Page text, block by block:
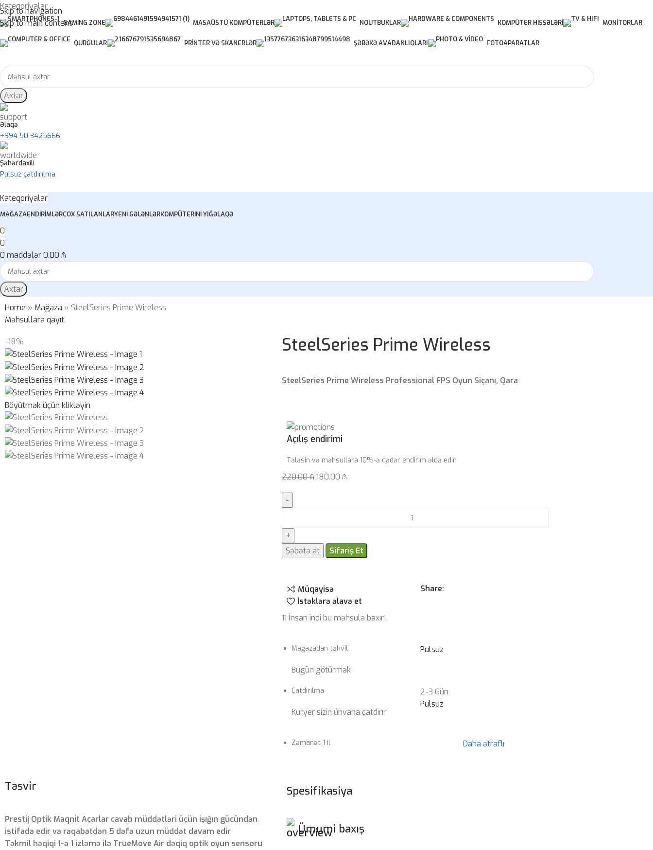
Skip to navigation
Skip to main content
Kateqoriyalar
GAMING ZONE MASAÜSTÜ KOMPÜTERLƏR NOUTBUKLAR KOMPÜTER HISSƏLƏRI MONITORLAR
QURĞULAR PRINTER VƏ SKANERLƏR ŞƏBƏKƏ AVADANLIQLARI FOTOAPARATLAR
Axtar
Əlaqə
+994 50 3425666
Şəhərdaxili
Pulsuz çatdırılma
Kateqoriyalar
MAĞAZAENDIRIMLƏRÇOX SATILANLARYENI GƏLƏNLƏRKOMPÜTERINI YIĞƏLAQƏ
0
0
0 maddələr0.00 ₼
Axtar
Home » Mağaza » SteelSeries Prime Wireless
Məhsullara qayıt
-18%
Böyütmək üçün klikləyin
SteelSeries Prime Wireless
SteelSeries Prime Wireless Professional FPS Oyun Siçanı, Qara
Açılış endirimi
Tələsin və məhsullara 10%-ə qədər endirim əldə edin
220.00₼180.00 ₼
Səbətə at Sifariş Et
Müqayisə
İstəklərə əlavə et
Share:
11 İnsan indi bu məhsula baxır!
Mağazadan təhvil
Bugün götürmək
Pulsuz
Çatdırılma
Kuryer sizin ünvana çatdırır
2-3 Gün
Pulsuz
Zəmanət 1 il Daha ətraflı
Təsvir
Prestij Optik Maqnit Açarlar cavab müddətləri üçün işığın gücündən
istifadə edir və rəqabətdən 5 dəfə uzun müddət davam edir
Təkmil həqiqi 1-ə 1 izləmə ilə TrueMove Air dəqiq optik oyun sensoru
Spesifikasiya
Ümumi baxış